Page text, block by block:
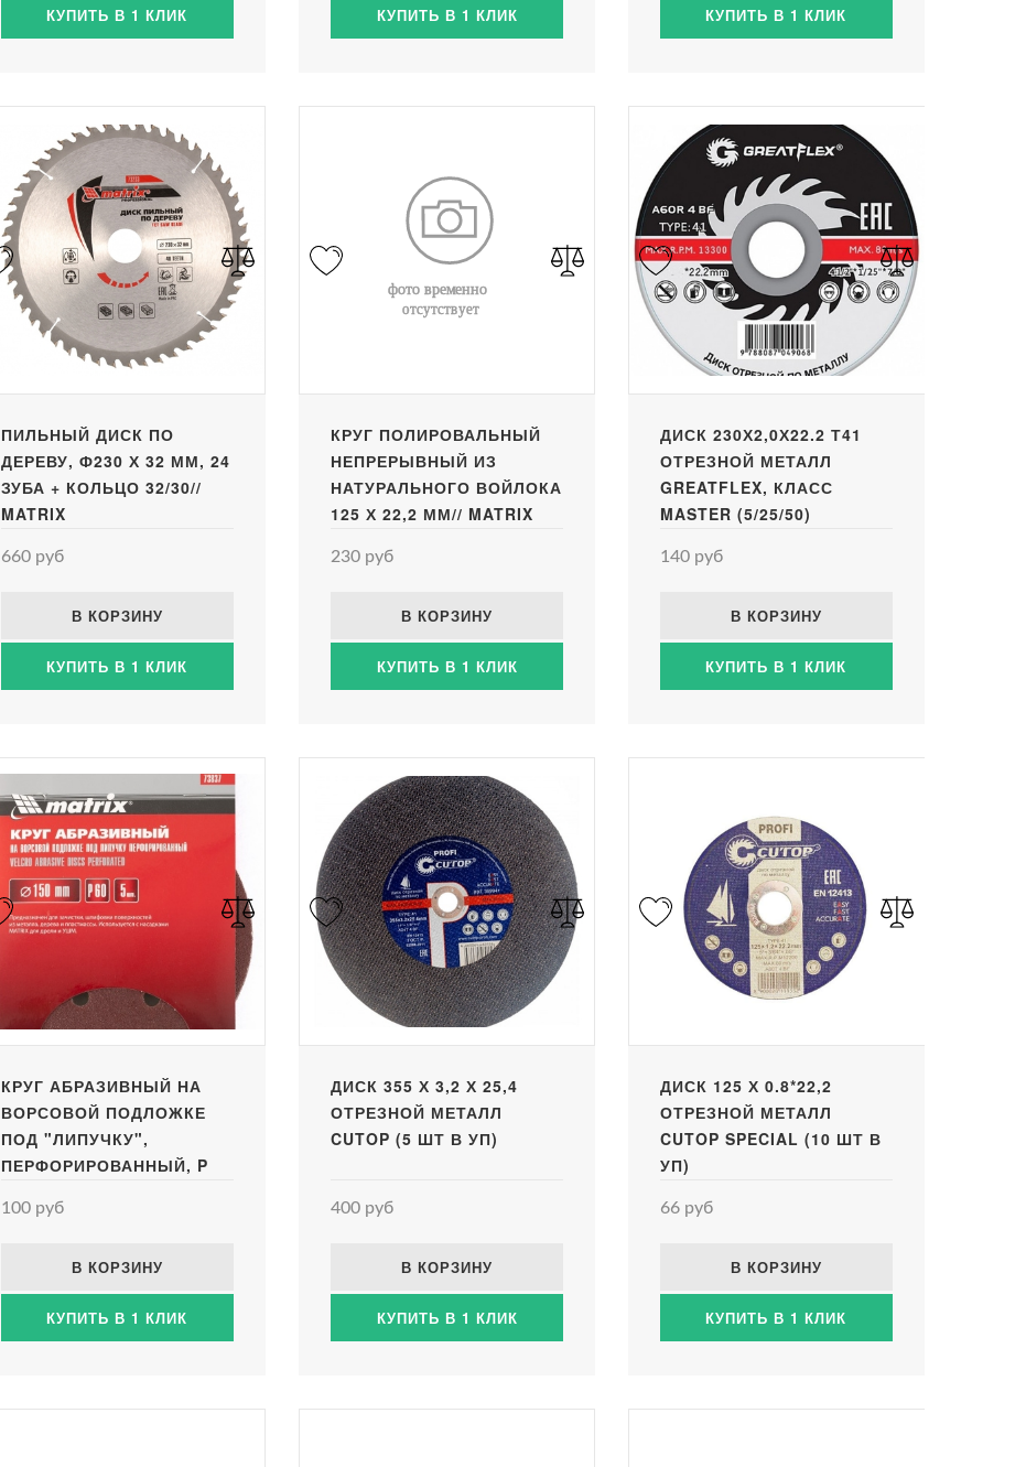
КУПИТЬ В 1 КЛИК КУПИТЬ В 1 КЛИК КУПИТЬ В 1 КЛИК
ПИЛЬНЫЙ ДИСК ПО
ДЕРЕВУ, Ф230 Х 32 ММ, 24
ЗУБА + КОЛЬЦО 32/30//
MATRIX
660 руб
В КОРЗИНУ
КУПИТЬ В 1 КЛИК
КРУГ ПОЛИРОВАЛЬНЫЙ
НЕПРЕРЫВНЫЙ ИЗ
НАТУРАЛЬНОГО ВОЙЛОКА
125 Х 22,2 ММ// MATRIX
230 руб
В КОРЗИНУ
КУПИТЬ В 1 КЛИК
ДИСК 230Х2,0Х22.2 Т41
ОТРЕЗНОЙ МЕТАЛЛ
GREATFLEX, КЛАСС
MASTER (5/25/50)
140 руб
В КОРЗИНУ
КУПИТЬ В 1 КЛИК
КРУГ АБРАЗИВНЫЙ НА
ВОРСОВОЙ ПОДЛОЖКЕ
ПОД "ЛИПУЧКУ",
ПЕРФОРИРОВАННЫЙ, P
MATRIX
100 руб
В КОРЗИНУ
КУПИТЬ В 1 КЛИК
ДИСК 355 Х 3,2 Х 25,4
ОТРЕЗНОЙ МЕТАЛЛ
CUTOP (5 ШТ В УП)
400 руб
В КОРЗИНУ
КУПИТЬ В 1 КЛИК
ДИСК 125 Х 0.8*22,2
ОТРЕЗНОЙ МЕТАЛЛ
CUTOP SPECIAL (10 ШТ В
УП)
66 руб
В КОРЗИНУ
КУПИТЬ В 1 КЛИК